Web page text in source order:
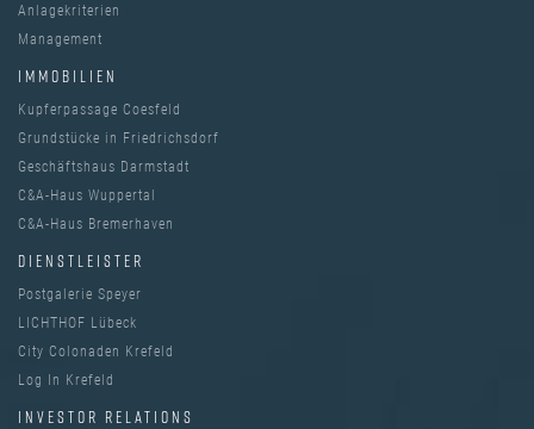
Anlagekriterien
Management
IMMOBILIEN
Kupferpassage Coesfeld
Grundstücke in Friedrichsdorf
Geschäftshaus Darmstadt
C&A-Haus Wuppertal
C&A-Haus Bremerhaven
DIENSTLEISTER
Postgalerie Speyer
LICHTHOF Lübeck
City Colonaden Krefeld
Log In Krefeld
INVESTOR RELATIONS